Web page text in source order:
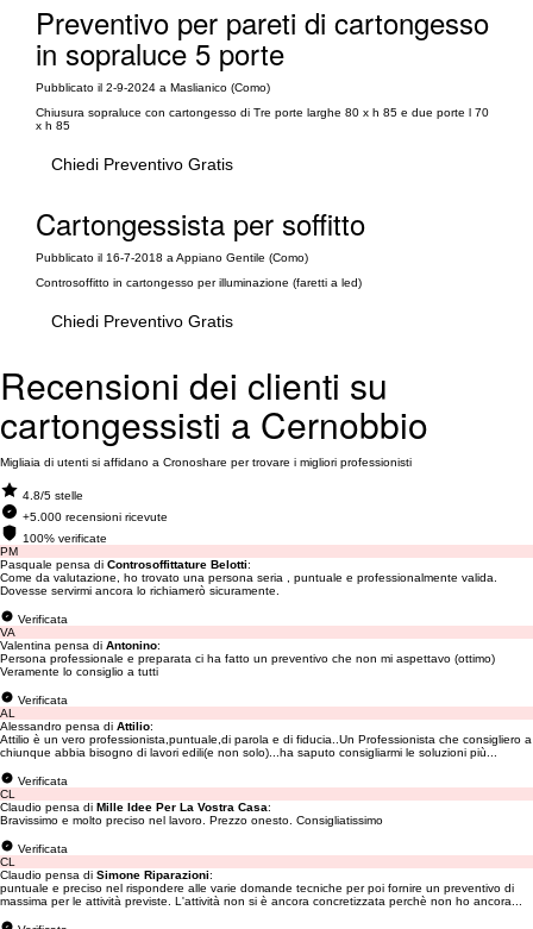
Preventivo per pareti di cartongesso
in sopraluce 5 porte
Pubblicato il 2-9-2024 a Maslianico (Como)
Chiusura sopraluce con cartongesso di Tre porte larghe 80 x h 85 e due porte l 70
x h 85
Chiedi Preventivo Gratis
Cartongessista per soffitto
Pubblicato il 16-7-2018 a Appiano Gentile (Como)
Controsoffitto in cartongesso per illuminazione (faretti a led)
Chiedi Preventivo Gratis
Recensioni dei clienti su
cartongessisti a Cernobbio
Migliaia di utenti si affidano a Cronoshare per trovare i migliori professionisti
4.8/5 stelle
+5.000 recensioni ricevute
100% verificate
PM
Pasquale pensa di Controsoffittature Belotti:
Come da valutazione, ho trovato una persona seria , puntuale e professionalmente valida.
Dovesse servirmi ancora lo richiamerò sicuramente.
Verificata
VA
Valentina pensa di Antonino:
Persona professionale e preparata ci ha fatto un preventivo che non mi aspettavo (ottimo)
Veramente lo consiglio a tutti
Verificata
AL
Alessandro pensa di Attilio:
Attilio è un vero professionista,puntuale,di parola e di fiducia..Un Professionista che consigliero a
chiunque abbia bisogno di lavori edili(e non solo)...ha saputo consigliarmi le soluzioni più...
Verificata
CL
Claudio pensa di Mille Idee Per La Vostra Casa:
Bravissimo e molto preciso nel lavoro. Prezzo onesto. Consigliatissimo
Verificata
CL
Claudio pensa di Simone Riparazioni:
puntuale e preciso nel rispondere alle varie domande tecniche per poi fornire un preventivo di
massima per le attività previste. L'attività non si è ancora concretizzata perchè non ho ancora...